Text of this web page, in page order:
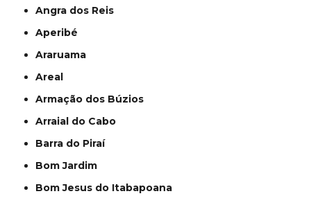
Angra dos Reis
Aperibé
Araruama
Areal
Armação dos Búzios
Arraial do Cabo
Barra do Piraí
Bom Jardim
Bom Jesus do Itabapoana